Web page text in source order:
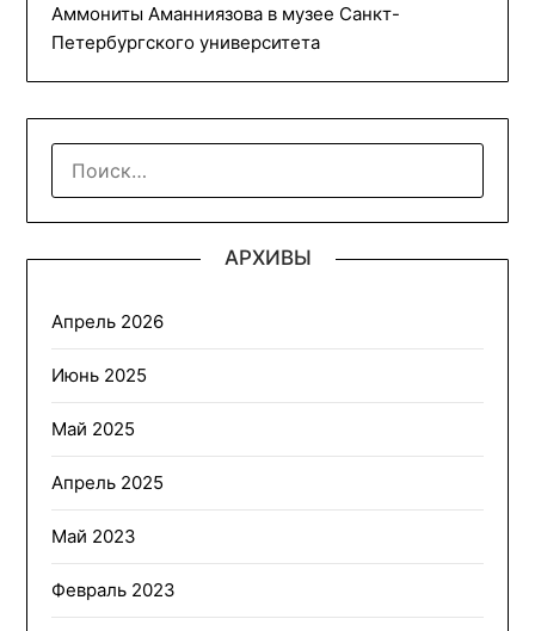
Аммониты Аманниязова в музее Санкт-
Петербургского университета
АРХИВЫ
Апрель 2026
Июнь 2025
Май 2025
Апрель 2025
Май 2023
Февраль 2023